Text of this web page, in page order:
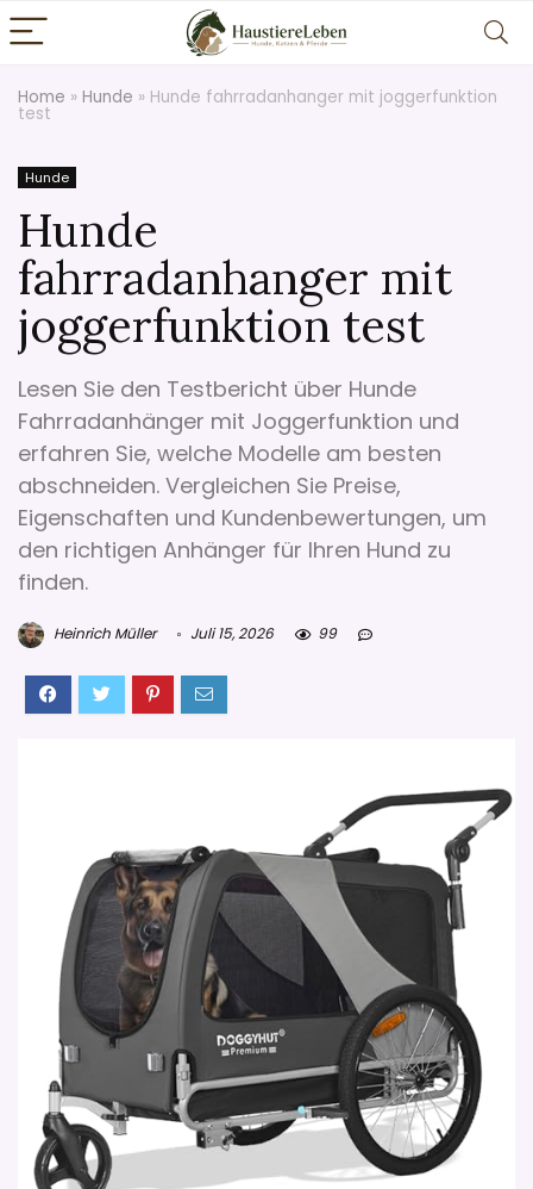
Home » Hunde » Hunde fahrradanhanger mit joggerfunktion
test
Hunde
Hunde
fahrradanhanger mit
joggerfunktion test
Lesen Sie den Testbericht über Hunde
Fahrradanhänger mit Joggerfunktion und
erfahren Sie, welche Modelle am besten
abschneiden. Vergleichen Sie Preise,
Eigenschaften und Kundenbewertungen, um
den richtigen Anhänger für Ihren Hund zu
finden.
Heinrich Müller Juli 15, 2026 99